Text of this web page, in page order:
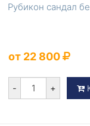
Рубикон сандал
от 22 800
- +